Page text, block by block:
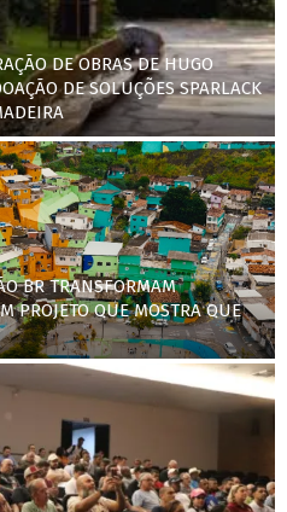
DE OBRAS DE HUGO
DE SOLUÇÕES SPARLACK
BR TRANSFORMAM
PROJETO QUE MOSTRA QUE